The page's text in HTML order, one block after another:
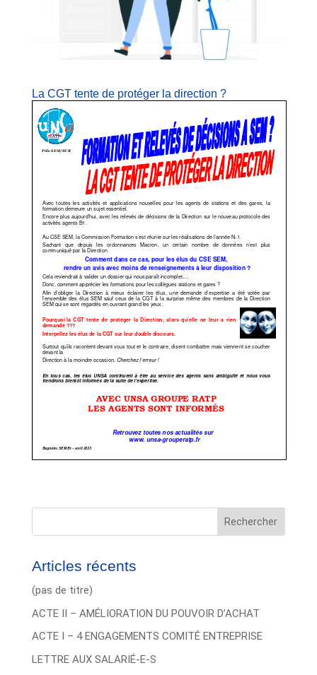
La CGT tente de protéger la direction ?
Rechercher
Articles récents
(pas de titre)
ACTE II – AMÉLIORATION DU POUVOIR D’ACHAT
ACTE I – 4 ENGAGEMENTS COMITÉ ENTREPRISE
LETTRE AUX SALARIÉ-E-S